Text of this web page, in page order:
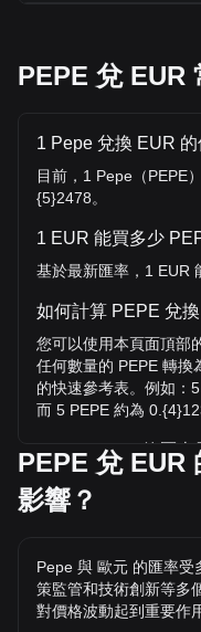
PEPE 兌 EUR
1 Pepe 兌換 EUR 的
目前，1 Pepe（PEPE
{5}2478。
1 EUR 能買多少
基於最新匯率，1 EUR
如何計算 PEPE 兌
您可以使用本頁面頂部
任何數量的 PEPE 轉換
的快速參考表。例如：
而 5 PEPE 約為
PEPE / EUR 的歷史
1 PEPE 兌 EUR 的歷
的價值是否還會超越目
過去 7 天內，Pepe（
個月內，Pepe（PEPE
9.62%。
PEPE 兌 EUR
影響？
Pepe 與 歐元 的匯率受
策監管和技術創新等多
對價格波動起到重要作